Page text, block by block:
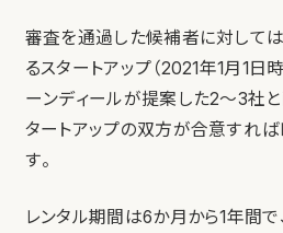
審査を通過した候補者に対して
るスタートアップ（2021年1月1日
ーンディールが提案した2〜3社
タートアップの双方が合意すれ
す。
レンタル期間は6か月から1年間